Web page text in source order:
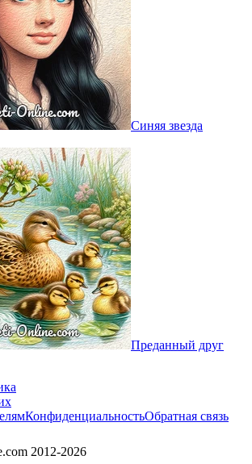
Синяя звезда
Преданный друг
КонфиденциальностьОбратная связь
2012-2026